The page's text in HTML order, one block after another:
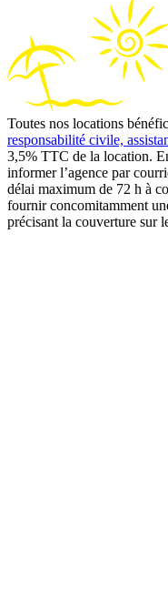
Toutes nos locations
responsabilité civile,
3,5% TTC de la location.
informer l’agence par
délai maximum de 72 h à
fournir concomitamment
précisant la couverture sur